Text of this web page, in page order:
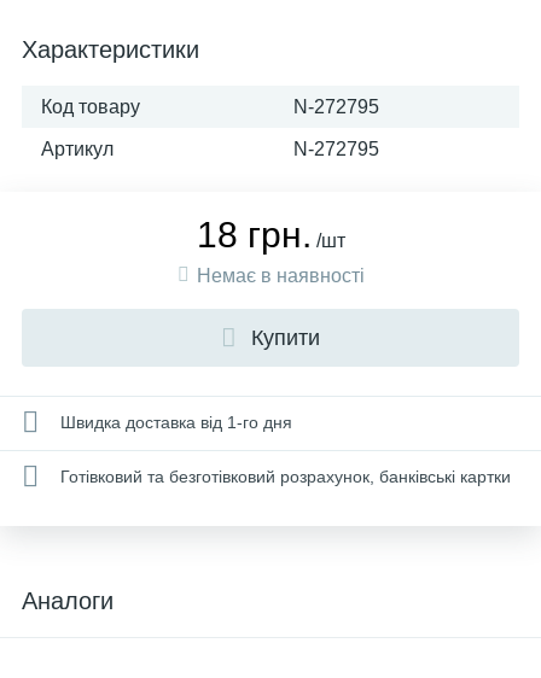
Характеристики
Код товару N-272795
Артикул N-272795
18 грн. /шт
Немає в наявності
Купити
Швидка доставка від 1-го дня
Готівковий та безготівковий розрахунок, банківські картки
Аналоги